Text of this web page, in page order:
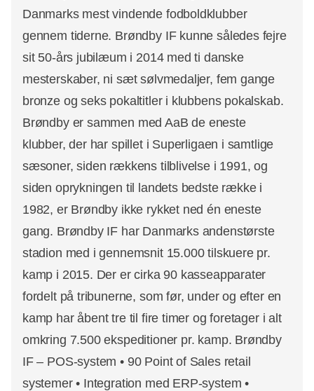
Danmarks mest vindende fodboldklubber
gennem tiderne. Brøndby IF kunne således fejre
sit 50-års jubilæum i 2014 med ti danske
mesterskaber, ni sæt sølvmedaljer, fem gange
bronze og seks pokaltitler i klubbens pokalskab.
Brøndby er sammen med AaB de eneste
klubber, der har spillet i Superligaen i samtlige
sæsoner, siden rækkens tilblivelse i 1991, og
siden oprykningen til landets bedste række i
1982, er Brøndby ikke rykket ned én eneste
gang. Brøndby IF har Danmarks andenstørste
stadion med i gennemsnit 15.000 tilskuere pr.
kamp i 2015. Der er cirka 90 kasseapparater
fordelt på tribunerne, som før, under og efter en
kamp har åbent tre til fire timer og foretager i alt
omkring 7.500 ekspeditioner pr. kamp. Brøndby
IF – POS-system • 90 Point of Sales retail
systemer • Integration med ERP-system •